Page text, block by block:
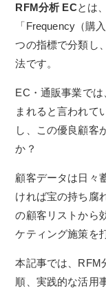
RFM分析 ECとは
「Frequency（購
つの指標で分類し
法です。
EC・通販事業で
まれると言われて
し、この優良顧客
か？
顧客データは日々
ければ宝の持ち腐
の顧客リストから
ケティング施策を
本記事では、RFM
順、実践的な活用